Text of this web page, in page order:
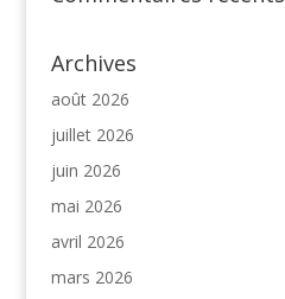
Archives
août 2026
juillet 2026
juin 2026
mai 2026
avril 2026
mars 2026